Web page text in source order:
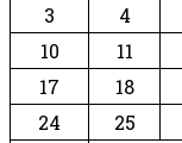
3
4
10
11
17
18
24
25